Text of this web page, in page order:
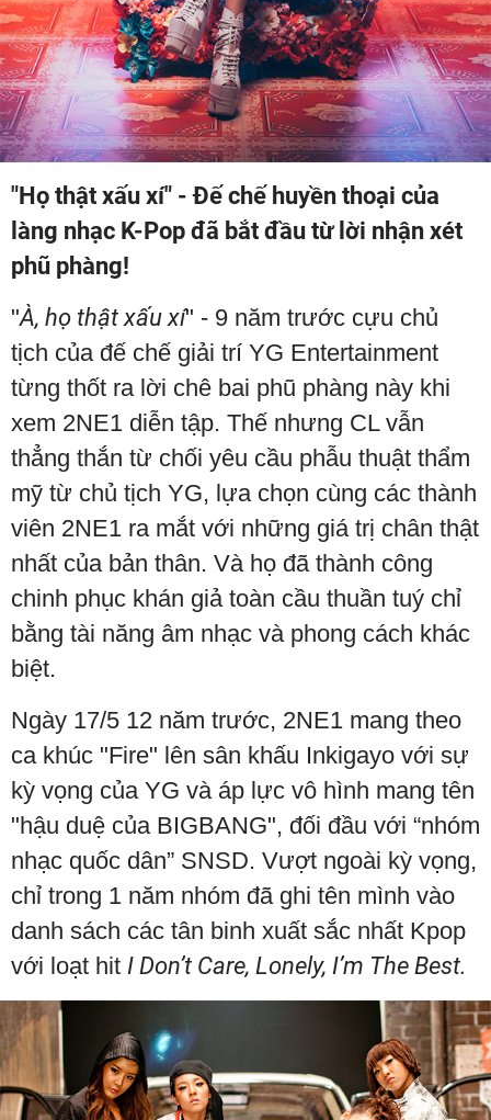
"Họ thật xấu xí" - Đế chế huyền thoại của
làng nhạc K-Pop đã bắt đầu từ lời nhận xét
phũ phàng!
"À, họ thật xấu xí" - 9 năm trước cựu chủ
tịch của đế chế giải trí YG Entertainment
từng thốt ra lời chê bai phũ phàng này khi
xem 2NE1 diễn tập. Thế nhưng CL vẫn
thẳng thắn từ chối yêu cầu phẫu thuật thẩm
mỹ từ chủ tịch YG, lựa chọn cùng các thành
viên 2NE1 ra mắt với những giá trị chân thật
nhất của bản thân. Và họ đã thành công
chinh phục khán giả toàn cầu thuần tuý chỉ
bằng tài năng âm nhạc và phong cách khác
biệt.
Ngày 17/5 12 năm trước, 2NE1 mang theo
ca khúc "Fire" lên sân khấu Inkigayo với sự
kỳ vọng của YG và áp lực vô hình mang tên
"hậu duệ của BIGBANG", đối đầu với “nhóm
nhạc quốc dân” SNSD. Vượt ngoài kỳ vọng,
chỉ trong 1 năm nhóm đã ghi tên mình vào
danh sách các tân binh xuất sắc nhất Kpop
với loạt hit I Don’t Care, Lonely, I’m The Best.